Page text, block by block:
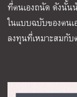
ที่ตนเองถนัด ดังนั้น
ในแบบฉบับของตน
ลงทุนที่เหมาะสมกับ